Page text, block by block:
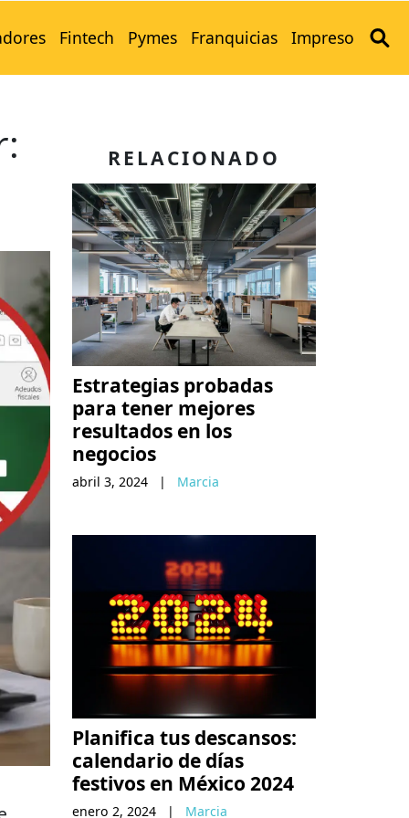
Fintech Pymes Franquicias Impreso
RELACIONADO
Estrategias probadas
para tener mejores
resultados en los
negocios
abril 3, 2024 | Marcia
Planifica tus descansos:
calendario de días
festivos en México 2024
enero 2, 2024 | Marcia